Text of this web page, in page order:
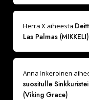
Herra Xaiheesta
Las Palmas
Anna Inkeroinen
suositulle
(Viking Grace)